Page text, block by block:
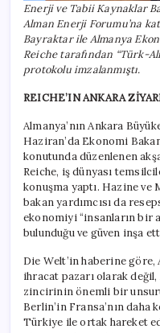
Enerji ve Tabii Kaynaklar
Alman Enerji Forumu’na
Bayraktar ile Almanya
Reiche tarafından “Türk-
protokolu imzalanmıştı.
REICHE’IN ANKARA
Almanya’nın Ankara
Haziran’da Ekonomi
konutunda düzenlenen
Reiche, iş dünyası
konuşma yaptı. Hazine ve
bakan yardımcısı da
ekonomiyi “insanların bir
bulunduğu ve güven inşa
Die Welt’in haberine göre,
ihracat pazarı olarak
zincirinin önemli bir
Berlin’in Fransa’nın daha
Türkiye ile ortak hareket